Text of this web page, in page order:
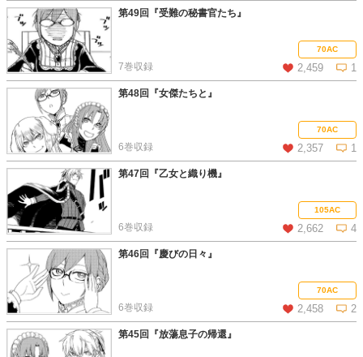
この話を読む コメントを見る
第49回『受難の秘書官たち』
70AC
2,459 1
7巻収録
この話を読む コメントを見る
第48回『女傑たちと』
70AC
2,357 1
6巻収録
この話を読む コメントを見る
第47回『乙女と織り機』
105AC
2,662 4
6巻収録
この話を読む コメントを見る
第46回『慶びの日々』
70AC
2,458 2
6巻収録
第45回『放蕩息子の帰還』